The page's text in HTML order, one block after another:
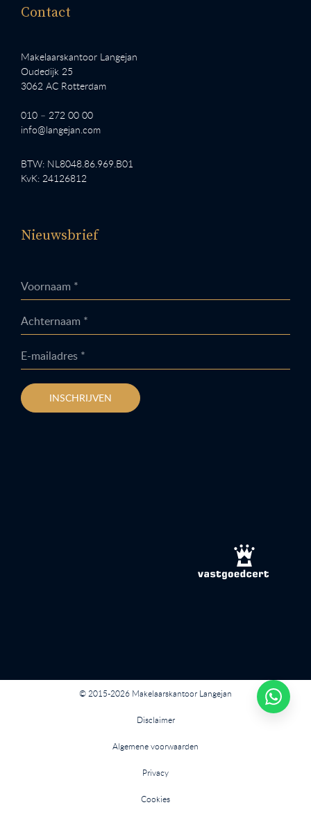
Contact
Makelaarskantoor Langejan
Oudedijk 25
3062 AC Rotterdam
010 – 272 00 00
info@langejan.com
BTW: NL8048.86.969.B01
KvK: 24126812
Nieuwsbrief
Voornaam *
Achternaam *
E-mailadres *
INSCHRIJVEN
© 2015-2026 Makelaarskantoor Langejan
Disclaimer
Algemene voorwaarden
Privacy
Cookies